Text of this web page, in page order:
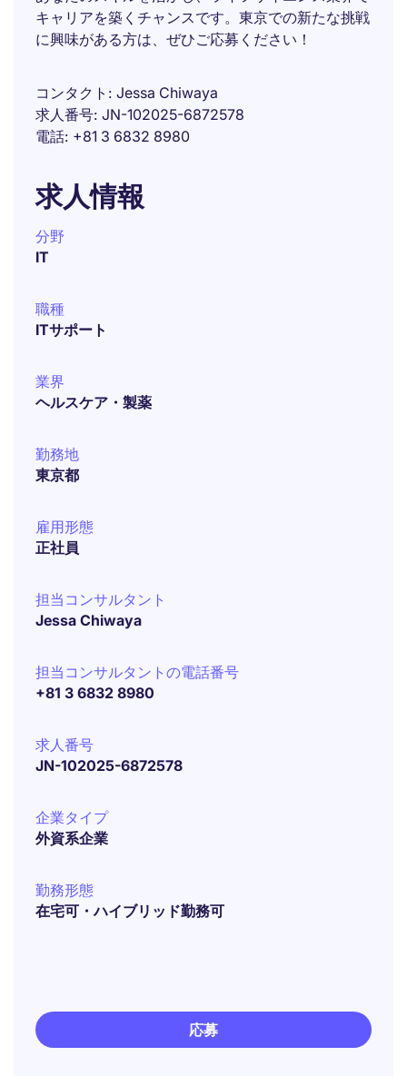
キャリアを築くチャンスです。東京での新たな挑戦
に興味がある方は、ぜひご応募ください！
コンタクト
Jessa Chiwaya
求人番号 JN-102025-6872578
電話 +81 3 6832 8980
求人情報
分野
IT
職種
ITサポート
業界
ヘルスケア・製薬
勤務地
東京都
雇用形態
正社員
担当コンサルタント
Jessa Chiwaya
担当コンサルタントの電話番号
+81 3 6832 8980
求人番号
JN-102025-6872578
企業タイプ
外資系企業
勤務形態
在宅可・ハイブリッド勤務可
応募